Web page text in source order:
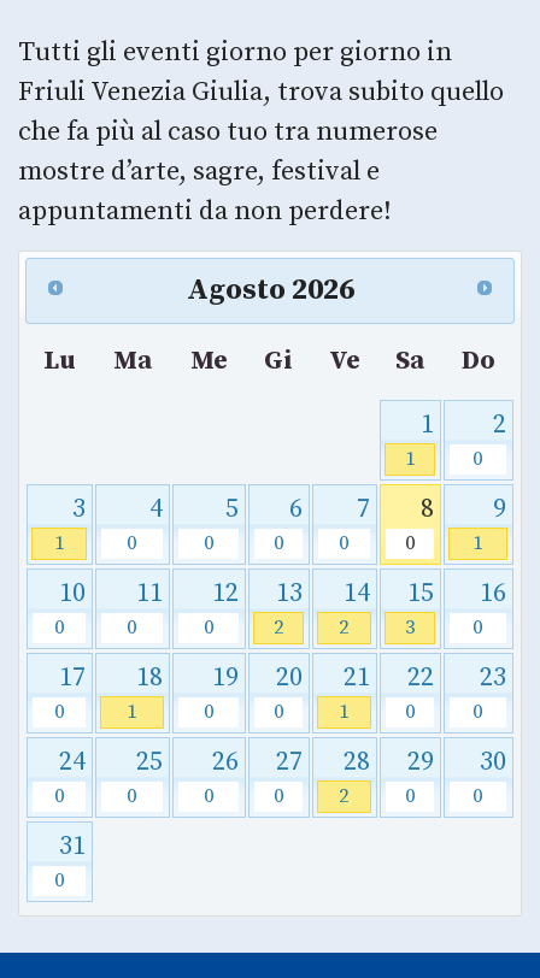
Tutti gli eventi giorno per giorno in
Friuli Venezia Giulia, trova subito quello
che fa più al caso tuo tra numerose
mostre d’arte, sagre, festival e
appuntamenti da non perdere!
Agosto 2026
Lu Ma Me Gi Ve Sa
Do
1
1
2
0
3
1
4
0
5
0
6
0
7
0
8
0
9
1
10
0
11
0
12
0
13
2
14
2
15
3
16
0
17
0
18
1
19
0
20
0
21
1
22
0
23
0
24
0
25
0
26
0
27
0
28
2
29
0
30
0
31
0